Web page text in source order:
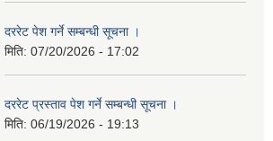
दररेट पेश गर्ने सम्बन्धी सूचना ।
मिति: 07/20/2026 - 17:02
दररेट प्रस्ताव पेश गर्ने सम्बन्धी सूचना ।
मिति: 06/19/2026 - 19:13